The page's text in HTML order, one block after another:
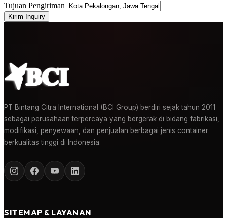
Tujuan Pengiriman
Kirim Inquiry
PT Bintang Citra International (BCI Group) berdiri sejak tahun 2011
sebagai perusahaan terpercaya yang bergerak di bidang fabrikasi,
modifikasi, penyewaan, dan penjualan berbagai jenis container
berkualitas tinggi di Indonesia.
SITEMAP & LAYANAN